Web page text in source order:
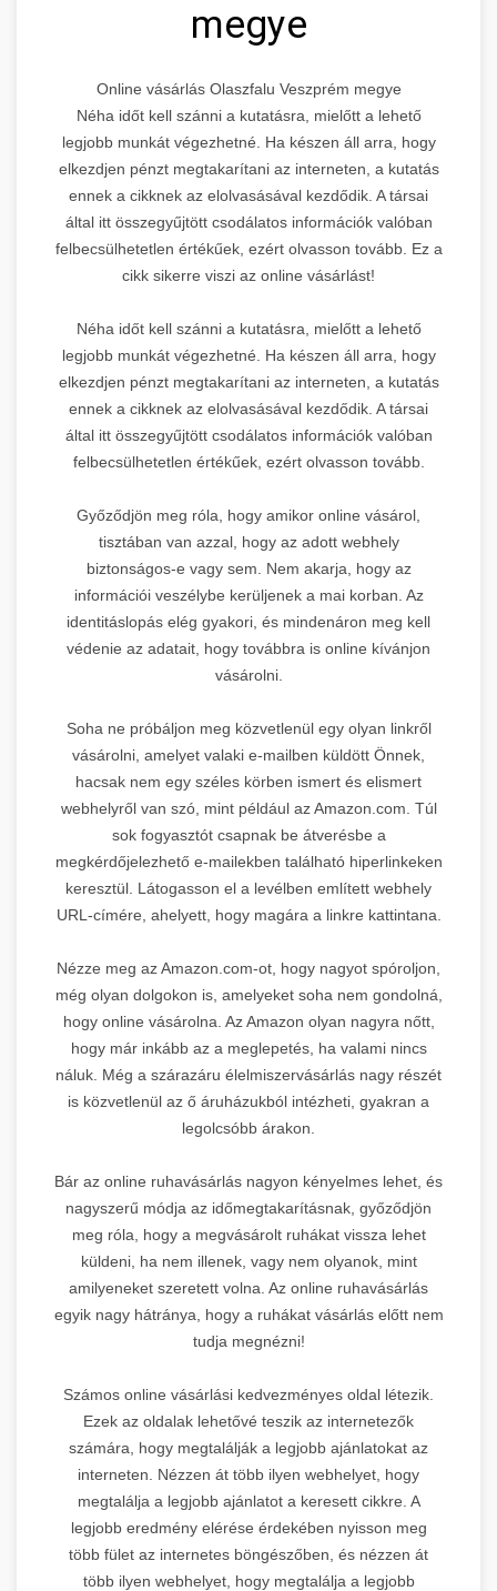
megye
Online vásárlás Olaszfalu Veszprém megye
Néha időt kell szánni a kutatásra, mielőtt a lehető
legjobb munkát végezhetné. Ha készen áll arra, hogy
elkezdjen pénzt megtakarítani az interneten, a kutatás
ennek a cikknek az elolvasásával kezdődik. A társai
által itt összegyűjtött csodálatos információk valóban
felbecsülhetetlen értékűek, ezért olvasson tovább. Ez a
cikk sikerre viszi az online vásárlást!
Néha időt kell szánni a kutatásra, mielőtt a lehető
legjobb munkát végezhetné. Ha készen áll arra, hogy
elkezdjen pénzt megtakarítani az interneten, a kutatás
ennek a cikknek az elolvasásával kezdődik. A társai
által itt összegyűjtött csodálatos információk valóban
felbecsülhetetlen értékűek, ezért olvasson tovább.
Győződjön meg róla, hogy amikor online vásárol,
tisztában van azzal, hogy az adott webhely
biztonságos-e vagy sem. Nem akarja, hogy az
információi veszélybe kerüljenek a mai korban. Az
identitáslopás elég gyakori, és mindenáron meg kell
védenie az adatait, hogy továbbra is online kívánjon
vásárolni.
Soha ne próbáljon meg közvetlenül egy olyan linkről
vásárolni, amelyet valaki e-mailben küldött Önnek,
hacsak nem egy széles körben ismert és elismert
webhelyről van szó, mint például az Amazon.com. Túl
sok fogyasztót csapnak be átverésbe a
megkérdőjelezhető e-mailekben található hiperlinkeken
keresztül. Látogasson el a levélben említett webhely
URL-címére, ahelyett, hogy magára a linkre kattintana.
Nézze meg az Amazon.com-ot, hogy nagyot spóroljon,
még olyan dolgokon is, amelyeket soha nem gondolná,
hogy online vásárolna. Az Amazon olyan nagyra nőtt,
hogy már inkább az a meglepetés, ha valami nincs
náluk. Még a szárazáru élelmiszervásárlás nagy részét
is közvetlenül az ő áruházukból intézheti, gyakran a
legolcsóbb árakon.
Bár az online ruhavásárlás nagyon kényelmes lehet, és
nagyszerű módja az időmegtakarításnak, győződjön
meg róla, hogy a megvásárolt ruhákat vissza lehet
küldeni, ha nem illenek, vagy nem olyanok, mint
amilyeneket szeretett volna. Az online ruhavásárlás
egyik nagy hátránya, hogy a ruhákat vásárlás előtt nem
tudja megnézni!
Számos online vásárlási kedvezményes oldal létezik.
Ezek az oldalak lehetővé teszik az internetezők
számára, hogy megtalálják a legjobb ajánlatokat az
interneten. Nézzen át több ilyen webhelyet, hogy
megtalálja a legjobb ajánlatot a keresett cikkre. A
legjobb eredmény elérése érdekében nyisson meg
több fület az internetes böngészőben, és nézzen át
több ilyen webhelyet, hogy megtalálja a legjobb